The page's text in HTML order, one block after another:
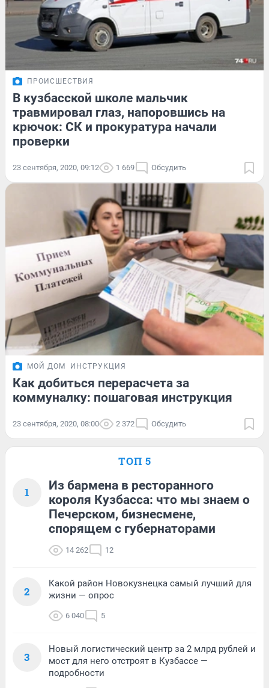
ПРОИСШЕСТВИЯ
В кузбасской школе мальчик
травмировал глаз, напоровшись на
крючок: СК и прокуратура начали
проверки
23 сентября, 2020, 09:12 1 669 Обсудить
МОЙ ДОМ ИНСТРУКЦИЯ
Как добиться перерасчета за
коммуналку: пошаговая инструкция
23 сентября, 2020, 08:00 2 372 Обсудить
ТОП 5
1
Из бармена в ресторанного
короля Кузбасса: что мы знаем о
Печерском, бизнесмене,
спорящем с губернаторами
14 262 12
2
Какой район Новокузнецка самый лучший для
жизни — опрос
6 040 5
3
Новый логистический центр за 2 млрд рублей и
мост для него отстроят в Кузбассе —
подробности